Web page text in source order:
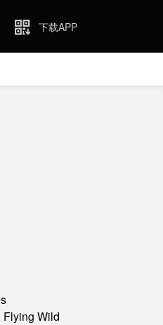
下载APP
Flying Wild